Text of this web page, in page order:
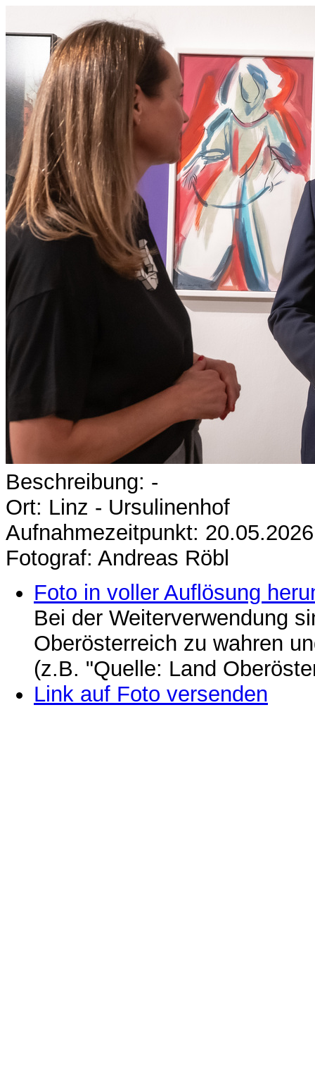
Beschreibung: -
Ort: Linz - Ursulinenhof
Aufnahmezeitpunkt: 20.05.2026
Fotograf: Andreas Röbl
Foto in voller Auflösung
Bei der Weiterverwendung
Oberösterreich zu wahren
(z.B. "Quelle: Land
Link auf Foto versenden